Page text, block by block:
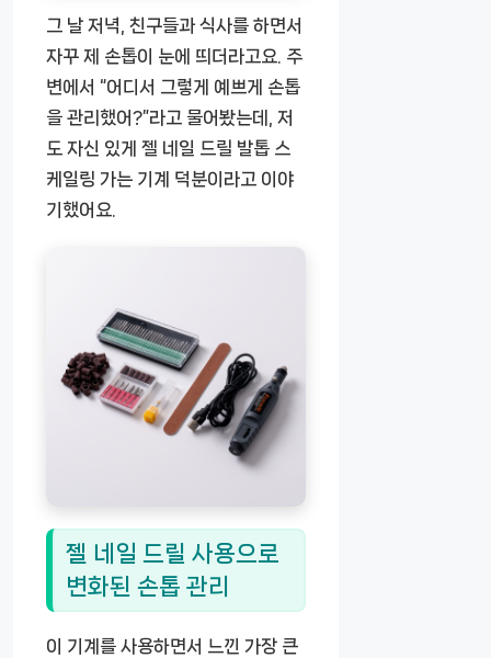
그 날 저녁, 친구들과 식사를 하면서
자꾸 제 손톱이 눈에 띄더라고요. 주
변에서 “어디서 그렇게 예쁘게 손톱
을 관리했어?”라고 물어봤는데, 저
도 자신 있게 젤 네일 드릴 발톱 스
케일링 가는 기계 덕분이라고 이야
기했어요.
젤 네일 드릴 사용으로
변화된 손톱 관리
이 기계를 사용하면서 느낀 가장 큰